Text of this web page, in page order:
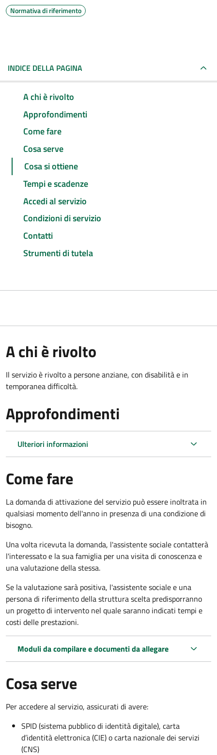
Normativa di riferimento
INDICE DELLA PAGINA
A chi è rivolto
Approfondimenti
Come fare
Cosa serve
Cosa si ottiene
Tempi e scadenze
Accedi al servizio
Condizioni di servizio
Contatti
Strumenti di tutela
A chi è rivolto
Il servizio è rivolto a persone anziane, con disabilità e in
temporanea difficoltà.
Approfondimenti
Ulteriori informazioni
Come fare
La domanda di attivazione del servizio può essere inoltrata in
qualsiasi momento dell'anno in presenza di una condizione di
bisogno.
Una volta ricevuta la domanda, l'assistente sociale contatterà
l'interessato e la sua famiglia per una visita di conoscenza e
una valutazione della stessa.
Se la valutazione sarà positiva, l'assistente sociale e una
persona di riferimento della struttura scelta predisporranno
un progetto di intervento nel quale saranno indicati tempi e
costi delle prestazioni.
Moduli da compilare e documenti da allegare
Cosa serve
Per accedere al servizio, assicurati di avere:
SPID (sistema pubblico di identità digitale), carta
d’identità elettronica (CIE) o carta nazionale dei servizi
(CNS)